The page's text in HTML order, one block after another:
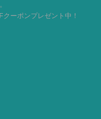
ーポンプレゼント中！